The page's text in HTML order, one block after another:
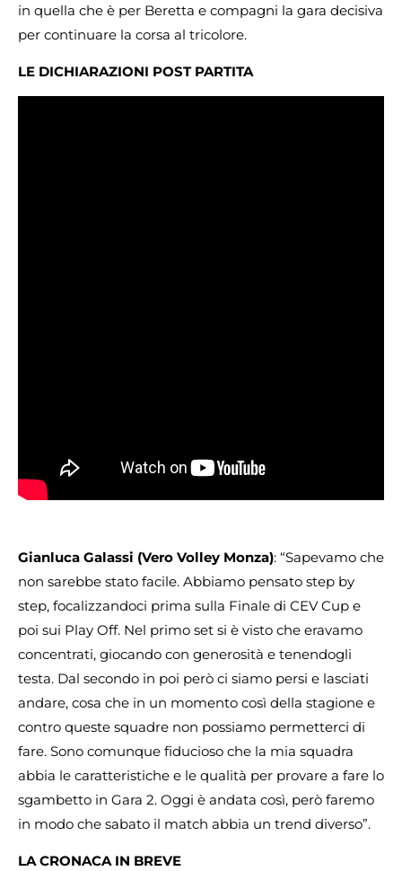
in quella che è per Beretta e compagni la gara decisiva
per continuare la corsa al tricolore.
LE DICHIARAZIONI POST PARTITA
Gianluca Galassi (Vero Volley Monza): “Sapevamo che
non sarebbe stato facile. Abbiamo pensato step by
step, focalizzandoci prima sulla Finale di CEV Cup e
poi sui Play Off. Nel primo set si è visto che eravamo
concentrati, giocando con generosità e tenendogli
testa. Dal secondo in poi però ci siamo persi e lasciati
andare, cosa che in un momento così della stagione e
contro queste squadre non possiamo permetterci di
fare. Sono comunque fiducioso che la mia squadra
abbia le caratteristiche e le qualità per provare a fare lo
sgambetto in Gara 2. Oggi è andata così, però faremo
in modo che sabato il match abbia un trend diverso”.
LA CRONACA IN BREVE